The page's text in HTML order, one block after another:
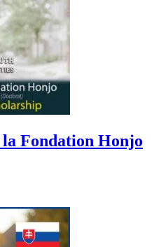
la Fondation Honjo